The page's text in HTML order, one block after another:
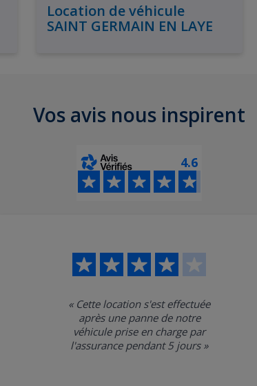
Location de véhicule
SAINT GERMAIN EN LAYE
Vos avis nous inspirent
4.6
« Cette location s'est effectuée
après une panne de notre
véhicule prise en charge par
l'assurance pendant 5 jours»